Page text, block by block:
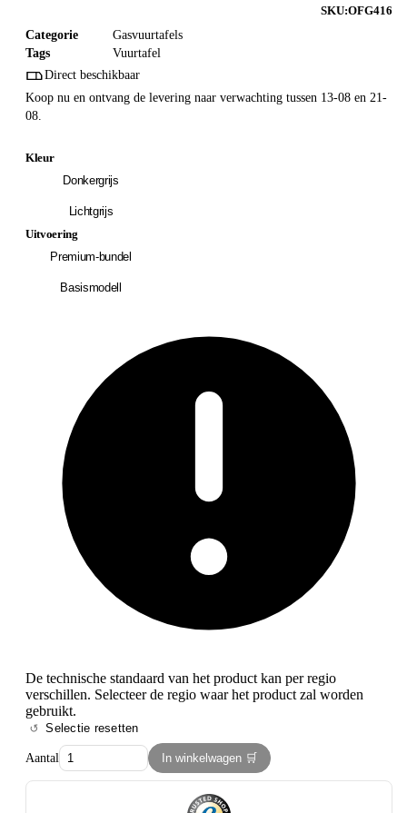
SKU:OFG416
Categorie
Gasvuurtafels
Tags
Vuurtafel
Direct beschikbaar
Koop nu en ontvang de levering naar verwachting tussen 13-08 en 21-
08.
Kleur
Donkergrijs
Lichtgrijs
Uitvoering
Premium-bundel
Basismodell
De technische standaard van het product kan per regio
verschillen. Selecteer de regio waar het product zal worden
gebruikt.
Selectie resetten
Aantal In winkelwagen 🛒